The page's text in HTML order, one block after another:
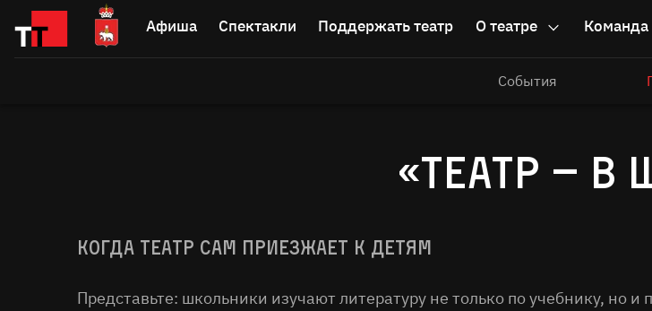
Афиша Спектакли Поддержать театр О театре Команда
События
«Театр – в
Когда театр сам приезжает к детям
Представьте: школьники изучают литературу не только по учебнику, но и